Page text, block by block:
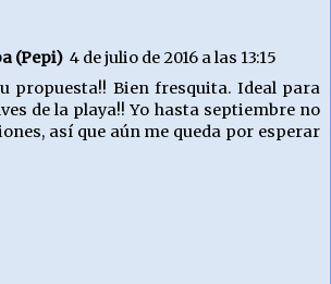
(Pepi) 4 de julio de 2016 a las 13:15
propuesta!! Bien fresquita. Ideal para
de la playa!! Yo hasta septiembre no
así que aún me queda por esperar